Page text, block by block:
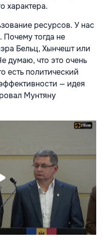
характера.
ресурсов. У нас
Почему тогда не
Бельц, Хынчешт или
думаю, что это очень
есть политический
— идея
Мунтяну